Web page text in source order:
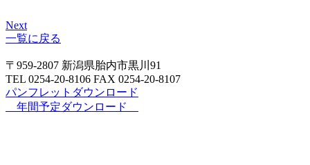
Next
一覧に戻る
〒959-2807 新潟県胎内市黒川91
TEL 0254‐20‐8106 FAX 0254‐20‐8107
パンフレットダウンロード
年間予定ダウンロード